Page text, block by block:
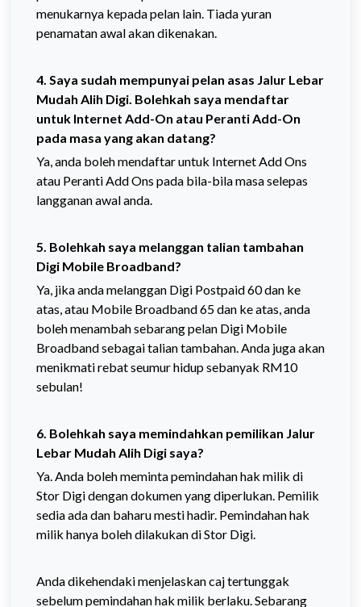
menukarnya kepada pelan lain. Tiada yuran
penamatan awal akan dikenakan.
4. Saya sudah mempunyai pelan asas Jalur Lebar
Mudah Alih Digi. Bolehkah saya mendaftar
untuk Internet Add-On atau Peranti Add-On
pada masa yang akan datang?
Ya, anda boleh mendaftar untuk Internet Add Ons
atau Peranti Add Ons pada bila-bila masa selepas
langganan awal anda.
5. Bolehkah saya melanggan talian tambahan
Digi Mobile Broadband?
Ya, jika anda melanggan Digi Postpaid 60 dan ke
atas, atau Mobile Broadband 65 dan ke atas, anda
boleh menambah sebarang pelan Digi Mobile
Broadband sebagai talian tambahan. Anda juga akan
menikmati rebat seumur hidup sebanyak RM10
sebulan!
6. Bolehkah saya memindahkan pemilikan Jalur
Lebar Mudah Alih Digi saya?
Ya. Anda boleh meminta pemindahan hak milik di
Stor Digi dengan dokumen yang diperlukan. Pemilik
sedia ada dan baharu mesti hadir. Pemindahan hak
milik hanya boleh dilakukan di Stor Digi.
Anda dikehendaki menjelaskan caj tertunggak
sebelum pemindahan hak milik berlaku. Sebarang